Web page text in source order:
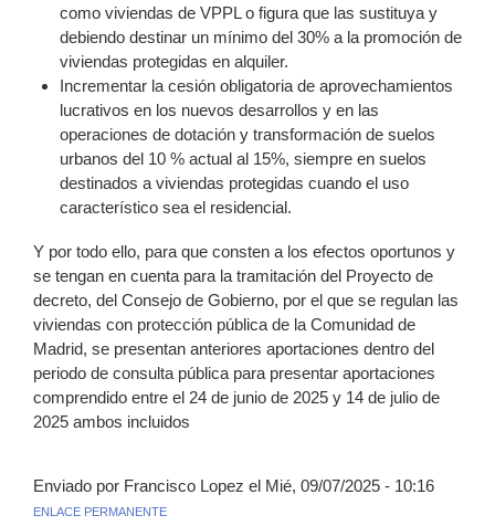
como viviendas de VPPL o figura que las sustituya y
debiendo destinar un mínimo del 30% a la promoción de
viviendas protegidas en alquiler.
Incrementar la cesión obligatoria de aprovechamientos
lucrativos en los nuevos desarrollos y en las
operaciones de dotación y transformación de suelos
urbanos del 10 % actual al 15%, siempre en suelos
destinados a viviendas protegidas cuando el uso
característico sea el residencial.
Y por todo ello, para que consten a los efectos oportunos y
se tengan en cuenta para la tramitación del Proyecto de
decreto, del Consejo de Gobierno, por el que se regulan las
viviendas con protección pública de la Comunidad de
Madrid, se presentan anteriores aportaciones dentro del
periodo de consulta pública para presentar aportaciones
comprendido entre el 24 de junio de 2025 y 14 de julio de
2025 ambos incluidos
Enviado por Francisco Lopez el Mié, 09/07/2025 - 10:16
ENLACE PERMANENTE